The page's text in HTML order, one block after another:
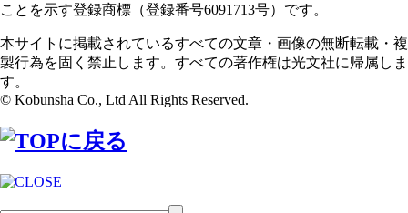
ことを示す登録商標（登録番号6091713号）です。
本サイトに掲載されているすべての文章・画像の無断転載・複
製行為を固く禁止します。すべての著作権は光文社に帰属しま
す。
© Kobunsha Co., Ltd All Rights Reserved.